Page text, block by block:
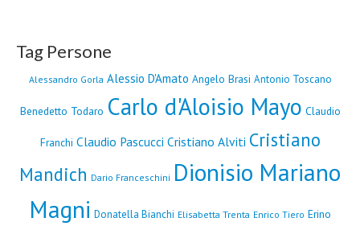
Tag Persone
Alessandro Gorla Alessio D'Amato Angelo Brasi Antonio Toscano
Benedetto Todaro Carlo d'Aloisio Mayo Claudio
Franchi Claudio Pascucci Cristiano Alviti Cristiano
Mandich Dario Franceschini Dionisio Mariano
Magni Donatella Bianchi Elisabetta Trenta Enrico Tiero Erino